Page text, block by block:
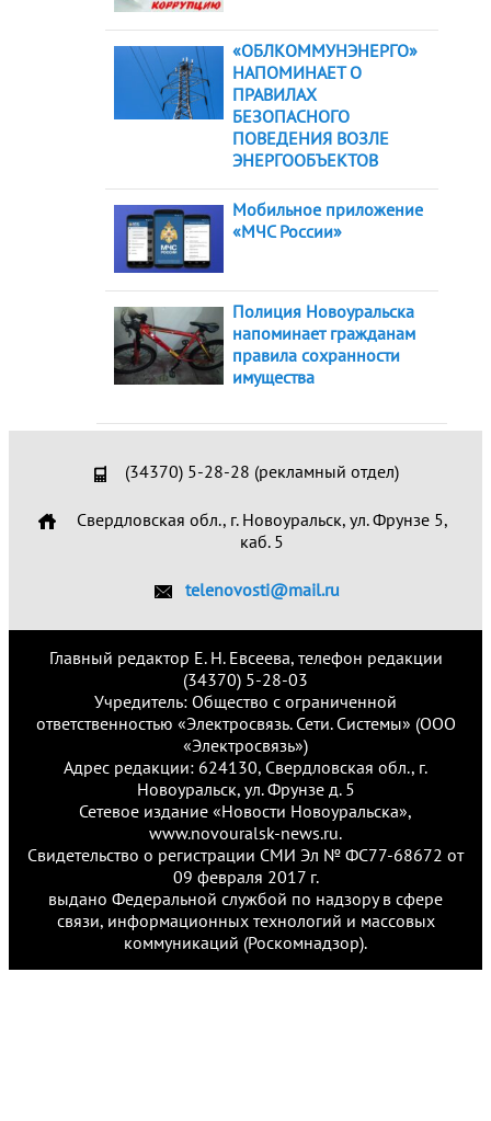
«ОБЛКОММУНЭНЕРГО»
НАПОМИНАЕТ О
ПРАВИЛАХ
БЕЗОПАСНОГО
ПОВЕДЕНИЯ ВОЗЛЕ
ЭНЕРГООБЪЕКТОВ
Мобильное приложение
«МЧС России»
Полиция Новоуральска
напоминает гражданам
правила сохранности
имущества
(34370) 5-28-28 (рекламный отдел)
Свердловская обл., г. Новоуральск, ул. Фрунзе 5,
каб. 5
telenovosti@mail.ru
Главный редактор Е. Н. Евсеева, телефон редакции
(34370) 5-28-03
Учредитель: Общество с ограниченной
ответственностью «Электросвязь. Сети. Системы» (ООО
«Электросвязь»)
Адрес редакции: 624130, Свердловская обл., г.
Новоуральск, ул. Фрунзе д. 5
Сетевое издание «Новости Новоуральска»,
www.novouralsk-news.ru.
Свидетельство о регистрации СМИ Эл № ФС77-68672 от
09 февраля 2017 г.
выдано Федеральной службой по надзору в сфере
связи, информационных технологий и массовых
коммуникаций (Роскомнадзор).